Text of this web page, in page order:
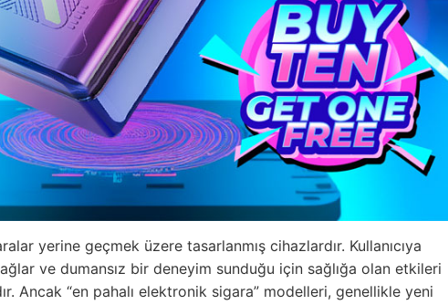
yerine geçmek üzere tasarlanmış cihazlardır. Kullanıcıya
ve dumansız bir deneyim sunduğu için sağlığa olan etkileri
Ancak “en pahalı elektronik sigara” modelleri, genellikle yeni